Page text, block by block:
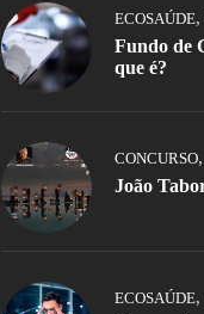
ECOSAÚDE,
Fundo de
que é?
CONCURSO,
João
ECOSAÚDE,